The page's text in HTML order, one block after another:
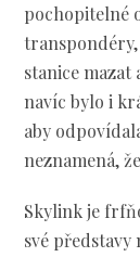
pochopitelné
stanice mazat
navíc bylo i
aby
neznamená,
Skylink je
své